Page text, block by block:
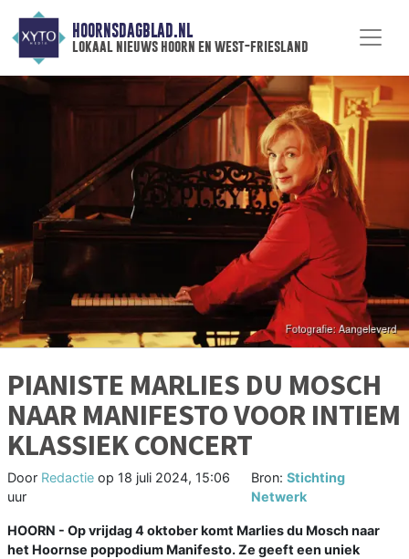
HOORNSDAGBLAD.NL
lokaal nieuws hoorn en west-friesland
PIANISTE MARLIES DU MOSCH
NAAR MANIFESTO VOOR INTIEM
KLASSIEK CONCERT
Door Redactie op 18 juli 2024, 15:06
uur
Bron: Stichting
Netwerk
HOORN - Op vrijdag 4 oktober komt Marlies du Mosch naar
het Hoornse poppodium Manifesto. Ze geeft een uniek